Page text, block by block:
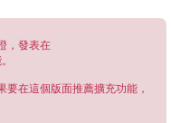
，發表在
在這個版面推薦擴充功能，